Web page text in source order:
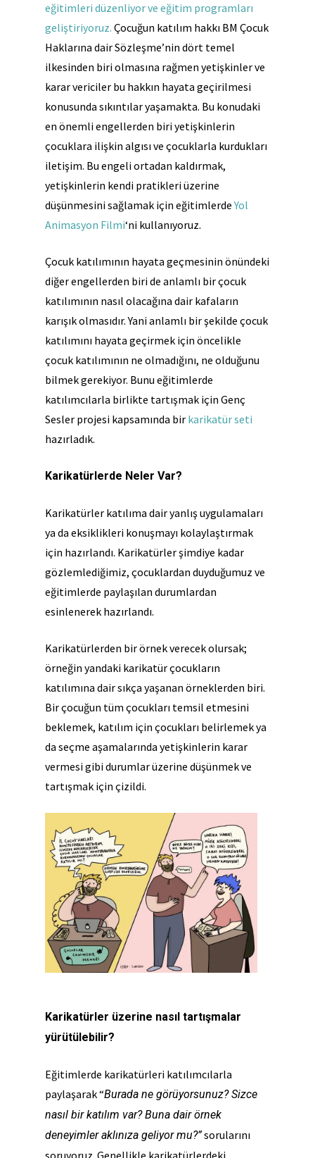
eğitimleri düzenliyor ve eğitim programları
geliştiriyoruz. Çocuğun katılım hakkı BM Çocuk
Haklarına dair Sözleşme’nin dört temel
ilkesinden biri olmasına rağmen yetişkinler ve
karar vericiler bu hakkın hayata geçirilmesi
konusunda sıkıntılar yaşamakta. Bu konudaki
en önemli engellerden biri yetişkinlerin
çocuklara ilişkin algısı ve çocuklarla kurdukları
iletişim. Bu engeli ortadan kaldırmak,
yetişkinlerin kendi pratikleri üzerine
düşünmesini sağlamak için eğitimlerdeYol
Animasyon Filmi‘ni kullanıyoruz.
Çocuk katılımının hayata geçmesinin önündeki
diğer engellerden biri de anlamlı bir çocuk
katılımının nasıl olacağına dair kafaların
karışık olmasıdır. Yani anlamlı bir şekilde çocuk
katılımını hayata geçirmek için öncelikle
çocuk katılımının ne olmadığını, ne olduğunu
bilmek gerekiyor. Bunu eğitimlerde
katılımcılarla birlikte tartışmak için Genç
Sesler projesi kapsamında bir karikatür seti
hazırladık.
Karikatürlerde Neler Var?
Karikatürler katılıma dair yanlış uygulamaları
ya da eksiklikleri konuşmayı kolaylaştırmak
için hazırlandı. Karikatürler şimdiye kadar
gözlemlediğimiz, çocuklardan duyduğumuz ve
eğitimlerde paylaşılan durumlardan
esinlenerek hazırlandı.
Karikatürlerden bir örnek verecek olursak;
örneğin yandaki karikatür çocukların
katılımına dair sıkça yaşanan örneklerden biri.
Bir çocuğun tüm çocukları temsil etmesini
beklemek, katılım için çocukları belirlemek ya
da seçme aşamalarında yetişkinlerin karar
vermesi gibi durumlar üzerine düşünmek ve
tartışmak için çizildi.
Karikatürler üzerine nasıl tartışmalar
yürütülebilir?
Eğitimlerde karikatürleri katılımcılarla
paylaşarak “Burada ne görüyorsunuz? Sizce
nasıl bir katılım var? Buna dair örnek
deneyimler aklınıza geliyor mu?”sorularını
soruyoruz. Genellikle karikatürlerdeki